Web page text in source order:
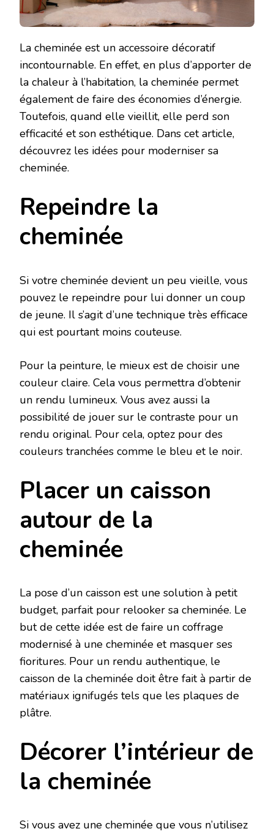
La cheminée est un accessoire décoratif
incontournable. En effet, en plus d’apporter de
la chaleur à l’habitation, la cheminée permet
également de faire des économies d’énergie.
Toutefois, quand elle vieillit, elle perd son
efficacité et son esthétique. Dans cet article,
découvrez les idées pour moderniser sa
cheminée.
Repeindre la
cheminée
Si votre cheminée devient un peu vieille, vous
pouvez le repeindre pour lui donner un coup
de jeune. Il s’agit d’une technique très efficace
qui est pourtant moins couteuse.
Pour la peinture, le mieux est de choisir une
couleur claire. Cela vous permettra d’obtenir
un rendu lumineux. Vous avez aussi la
possibilité de jouer sur le contraste pour un
rendu original. Pour cela, optez pour des
couleurs tranchées comme le bleu et le noir.
Placer un caisson
autour de la
cheminée
La pose d’un caisson est une solution à petit
budget, parfait pour relooker sa cheminée. Le
but de cette idée est de faire un coffrage
modernisé à une cheminée et masquer ses
fioritures. Pour un rendu authentique, le
caisson de la cheminée doit être fait à partir de
matériaux ignifugés tels que les plaques de
plâtre.
Décorer l’intérieur de
la cheminée
Si vous avez une cheminée que vous n’utilisez